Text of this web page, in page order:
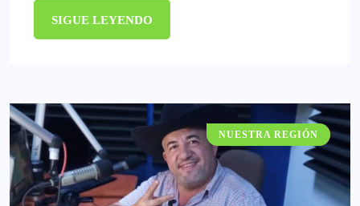
SIGUE LEYENDO
GATACRONOS
NUESTRA REGIÓN